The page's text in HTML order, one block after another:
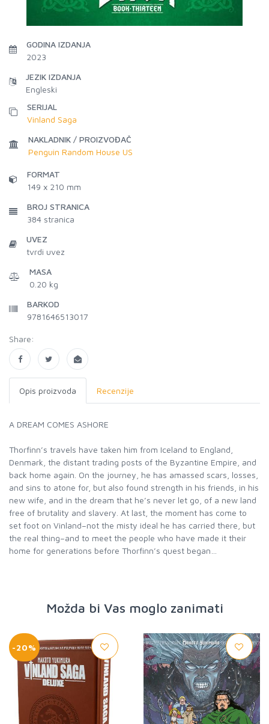
GODINA IZDANJA
2023
JEZIK IZDANJA
Engleski
SERIJAL
Vinland Saga
NAKLADNIK / PROIZVOĐAČ
Penguin Random House US
FORMAT
149 x 210 mm
BROJ STRANICA
384 stranica
UVEZ
tvrdi uvez
MASA
0.20 kg
BARKOD
9781646513017
Share:
Opis proizvoda Recenzije
A DREAM COMES ASHORE
Thorfinn’s travels have taken him from Iceland to England,
Denmark, the distant trading posts of the Byzantine Empire, and
back home again. On the journey, he has amassed scars, losses,
and sins to atone for, but also found strength in his friends, in his
new wife, and in the dream that he’s never let go, of a new land
free of brutality and slavery. At last, the moment has come to
set foot on Vinland–not the misty ideal he has carried there, but
the real thing–and to meet the people who have made it their
home for generations before Thorfinn’s quest began…
Možda bi Vas moglo zanimati
-20%